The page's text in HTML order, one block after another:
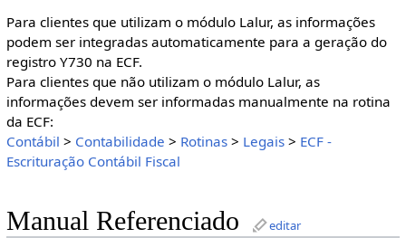
Para clientes que utilizam o módulo Lalur, as informações
podem ser integradas automaticamente para a geração do
registro Y730 na ECF.
Para clientes que não utilizam o módulo Lalur, as
informações devem ser informadas manualmente na rotina
da ECF:
Contábil > Contabilidade > Rotinas> Legais> ECF -
Escrituração Contábil Fiscal
Manual Referenciado editar